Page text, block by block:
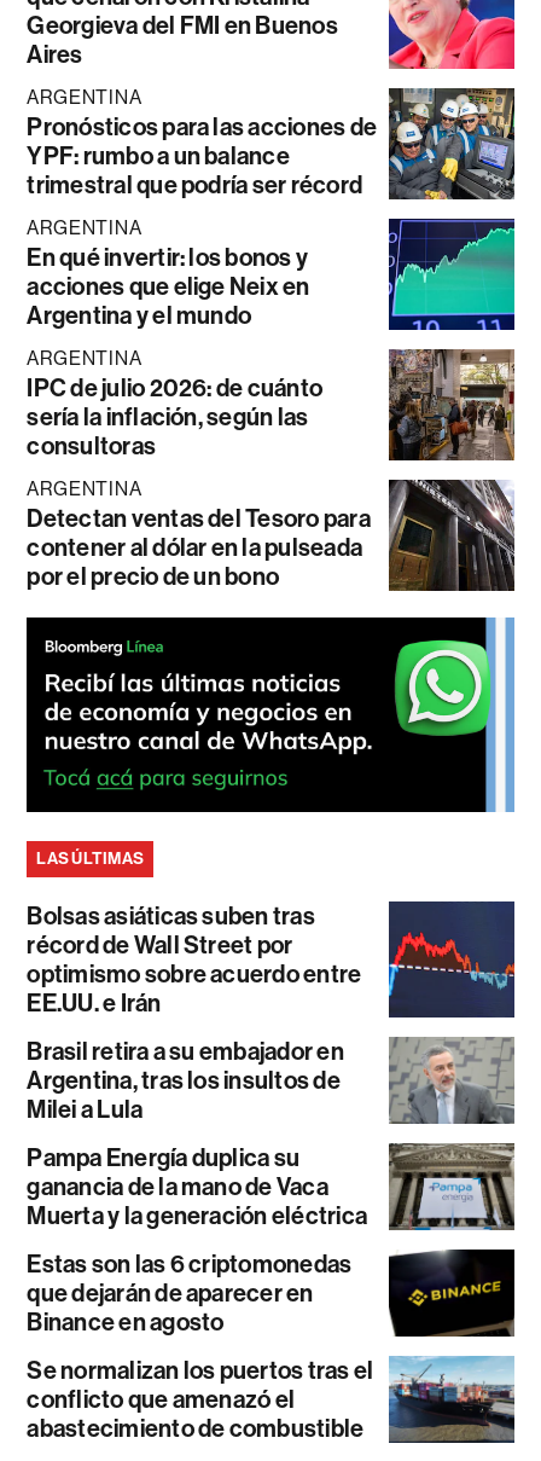
Georgieva del FMI en Buenos
Aires
ARGENTINA
Pronósticos para las acciones de
YPF: rumbo a un balance
trimestral que podría ser récord
ARGENTINA
En qué invertir: los bonos y
acciones que elige Neix en
Argentina y el mundo
ARGENTINA
IPC de julio 2026: de cuánto
sería la inflación, según las
consultoras
ARGENTINA
Detectan ventas del Tesoro para
contener al dólar en la pulseada
por el precio de un bono
LAS ÚLTIMAS
Bolsas asiáticas suben tras
récord de Wall Street por
optimismo sobre acuerdo entre
EE.UU. e Irán
Brasil retira a su embajador en
Argentina, tras los insultos de
Milei a Lula
Pampa Energía duplica su
ganancia de la mano de Vaca
Muerta y la generación eléctrica
Estas son las 6 criptomonedas
que dejarán de aparecer en
Binance en agosto
Se normalizan los puertos tras el
conflicto que amenazó el
abastecimiento de combustible